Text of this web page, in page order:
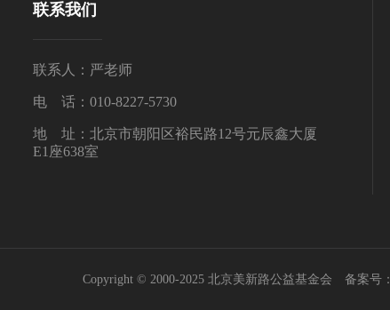
联系我们
联系人：严老师
电 话：010-8227-5730
地 址：北京市朝阳区裕民路12号元辰鑫大厦
E1座638室
Copyright © 2000-2025 北京美新路公益基金会 备案号：